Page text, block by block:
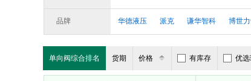
品牌 华德液压 派克 谦华智科 博世
贺德克 阿托斯
单向阀综合排名 货期 价格 有库存 优